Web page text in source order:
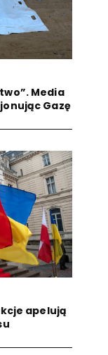
Media
Gazę
apelują